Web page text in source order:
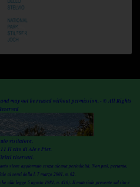
may not be reused without permission. - © All Rights
visitatore.
Il sito di Ale e Pier.
riservati.
viene aggiornato senza alcuna periodicità. Non può, pertanto,
ai sensi della l. 7 marzo 2001, n. 62.
alla legge 5 agosto 1981, n. 416). Il materiale presente sul sito è